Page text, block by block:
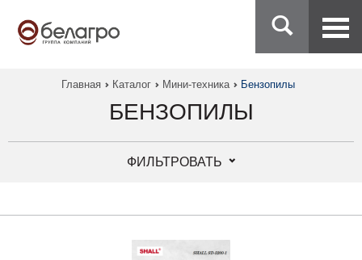
Главная Каталог Мини-техника Бензопилы
БЕНЗОПИЛЫ
ФИЛЬТРОВАТЬ